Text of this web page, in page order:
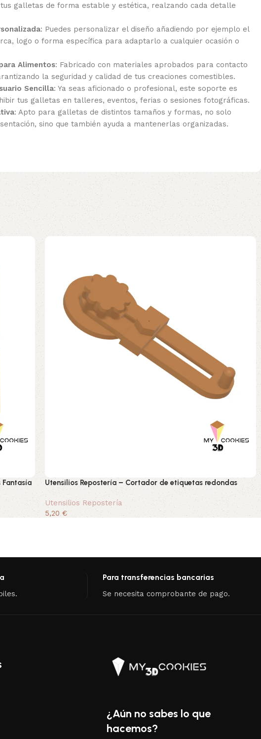
galletas de forma estable y estética, realzando cada detalle
: Puedes personalizar el diseño añadiendo por ejemplo el
logo o forma específica para adaptarlo a cualquier ocasión o
Alimentos: Fabricado con materiales aprobados para contacto
la seguridad y calidad de tus creaciones comestibles.
Sencilla: Ya seas aficionado o profesional, este soporte es
tus galletas en talleres, eventos, ferias o sesiones fotográficas.
: Apto para galletas de distintos tamaños y formas, no solo
sino que también ayuda a mantenerlas organizadas.
Fantasía Utensilios Repostería – Cortador de etiquetas redondas
Utensilios Repostería
5,20 €
Para transferencias bancarias
Se necesita comprobante de pago.
¿Aún no sabes lo que
hacemos?